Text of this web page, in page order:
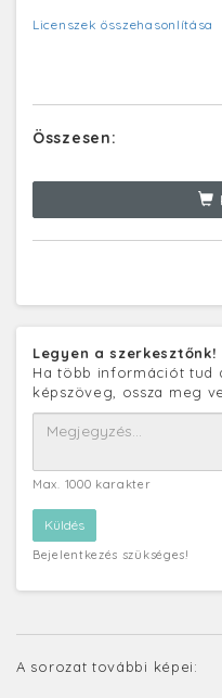
Licenszek összehasonlítása
Összesen:
Legyen a szerkesztőnk!
Ha több információt tud
képszöveg, ossza meg
Max. 1000 karakter
Bejelentkezés szükséges!
A sorozat további képei: